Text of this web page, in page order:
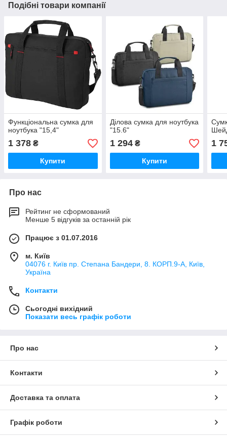
Подібні товари компанії
Функціональна сумка для
ноутбука "15,4"
1 378 ₴
Купити
Ділова сумка для ноутбука
"15.6"
1 294₴
Купити
1
Про нас
Рейтинг не сформований
Менше 5 відгуків за останній рік
Працює з 01.07.2016
м. Київ
04076 г. Київ пр. Степана Бандери, 8. КОРП.9-А, Київ,
Україна
Контакти
Сьогодні вихідний
Показати весь графік роботи
Про нас
Контакти
Доставка та оплата
Графік роботи